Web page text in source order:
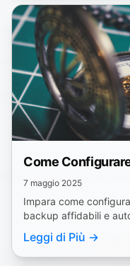
Come
7 maggio 2025
Impara come
backup affidabili e
seguendo questi
Leggi di Più →